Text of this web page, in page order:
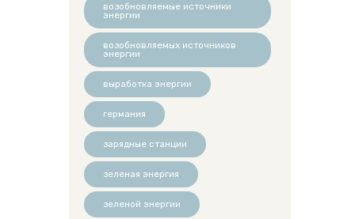
возобновляемые источники
энергии
возобновляемых источников
энергии
выработка энергии
германия
зарядные станции
зеленая энергия
зеленой энергии